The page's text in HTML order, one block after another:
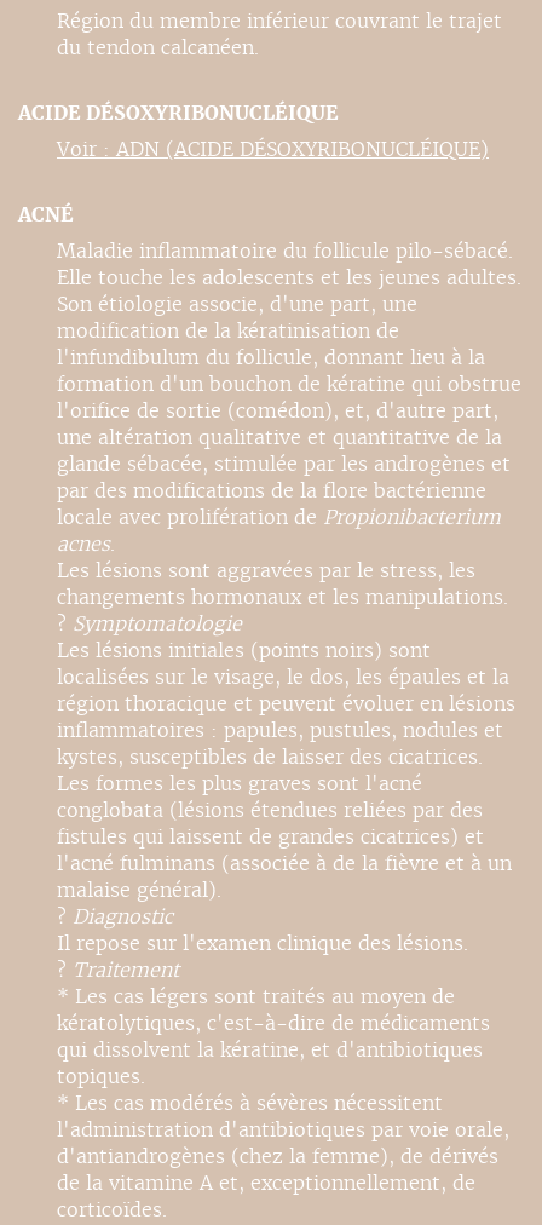
Région du membre inférieur couvrant le trajet
du tendon calcanéen.
ACIDE DÉSOXYRIBONUCLÉIQUE
Voir : ADN (ACIDE DÉSOXYRIBONUCLÉIQUE)
ACNÉ
Maladie inflammatoire du follicule pilo-sébacé.
Elle touche les adolescents et les jeunes adultes.
Son étiologie associe, d'une part, une
modification de la kératinisation de
l'infundibulum du follicule, donnant lieu à la
formation d'un bouchon de kératine qui obstrue
l'orifice de sortie (comédon), et, d'autre part,
une altération qualitative et quantitative de la
glande sébacée, stimulée par les androgènes et
par des modifications de la flore bactérienne
locale avec prolifération de Propionibacterium
acnes.
Les lésions sont aggravées par le stress, les
changements hormonaux et les manipulations.
? Symptomatologie
Les lésions initiales (points noirs) sont
localisées sur le visage, le dos, les épaules et la
région thoracique et peuvent évoluer en lésions
inflammatoires : papules, pustules, nodules et
kystes, susceptibles de laisser des cicatrices.
Les formes les plus graves sont l'acné
conglobata (lésions étendues reliées par des
fistules qui laissent de grandes cicatrices) et
l'acné fulminans (associée à de la fièvre et à un
malaise général).
? Diagnostic
Il repose sur l'examen clinique des lésions.
? Traitement
* Les cas légers sont traités au moyen de
kératolytiques, c'est-à-dire de médicaments
qui dissolvent la kératine, et d'antibiotiques
topiques.
* Les cas modérés à sévères nécessitent
l'administration d'antibiotiques par voie orale,
d'antiandrogènes (chez la femme), de dérivés
de la vitamine A et, exceptionnellement, de
corticoïdes.